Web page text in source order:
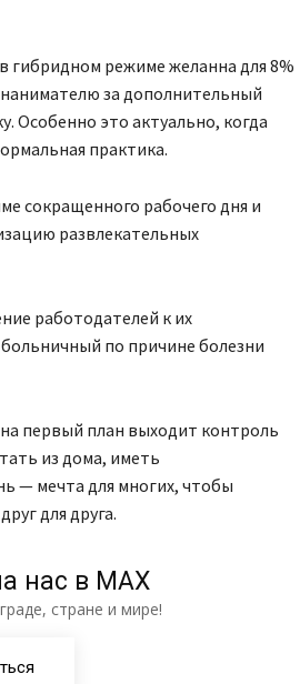
гибридном режиме желанна для 8%
за дополнительный
Особенно это актуально, когда
практика.
сокращенного рабочего дня и
развлекательных
работодателей к их
по причине болезни
первый план выходит контроль
из дома, иметь
— мечта для многих, чтобы
для друга.
нас в МАХ
стране и мире!